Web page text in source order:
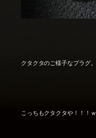
クタクタのご様子なプラグ。
こっちもクタクタや！！！ｗ